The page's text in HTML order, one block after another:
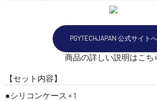
PGYTECHJAPAN 公式サイトへ
商品の詳しい説明はこち
【セット内容】
シリコンケース × 1